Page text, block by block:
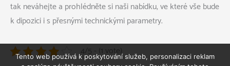
tak neváhejte a prohlédněte si naši nabídku, ve které vše bude
k dipozici i s přesnými technickými parametry.
4/5 - (1 vote)
Tento web používá k poskytování služeb, personalizaci reklam